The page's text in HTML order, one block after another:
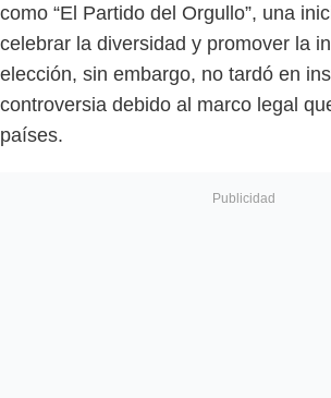
como “El Partido del Orgullo”, una
celebrar la diversidad y promover la
elección, sin embargo, no tardó en
controversia debido al marco legal
países.